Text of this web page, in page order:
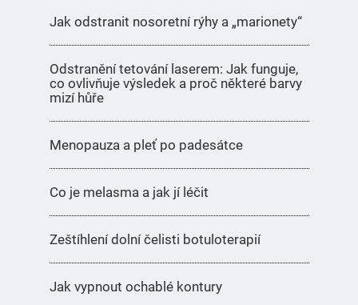
Jak odstranit nosoretní rýhy a „marionety“
Odstranění tetování laserem: Jak funguje,
co ovlivňuje výsledek a proč některé barvy
mizí hůře
Menopauza a pleť po padesátce
Co je melasma a jak jí léčit
Zeštíhlení dolní čelisti botuloterapií
Jak vypnout ochablé kontury